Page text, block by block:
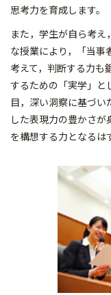
思考力を育成します。
また，学生が自ら考
な授業により，「当事
考えて，判断する力も
するための「実学」と
目，深い洞察に基づ
した表現力の豊かさ
を構想する力となるは